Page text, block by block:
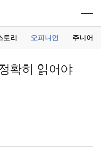
토리 오피니언 주니어
확히 읽어야